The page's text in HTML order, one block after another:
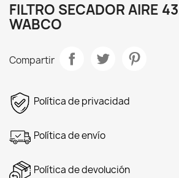
FILTRO SECADOR AIRE
WABCO
Compartir
Política de privacidad
Política de envío
Política de devolución